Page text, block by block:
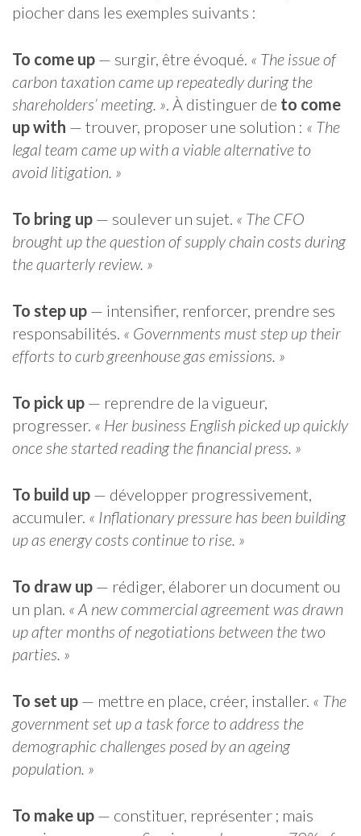
piocher dans les exemples suivants :
To come up — surgir, être évoqué. « The issue of
carbon taxation came up repeatedly during the
shareholders’ meeting. » . À distinguer de to come
up with — trouver, proposer une solution : « The
legal team came up with a viable alternative to
avoid litigation. »
To bring up — soulever un sujet. « The CFO
brought up the question of supply chain costs during
the quarterly review. »
To step up — intensifier, renforcer, prendre ses
responsabilités. « Governments must step up their
efforts to curb greenhouse gas emissions. »
To pick up — reprendre de la vigueur,
progresser. « Her business English picked up quickly
once she started reading the financial press. »
To build up — développer progressivement,
accumuler. « Inflationary pressure has been building
up as energy costs continue to rise. »
To draw up — rédiger, élaborer un document ou
un plan. « A new commercial agreement was drawn
up after months of negotiations between the two
parties. »
To set up — mettre en place, créer, installer. « The
government set up a task force to address the
demographic challenges posed by an ageing
population. »
To make up — constituer, représenter ; mais